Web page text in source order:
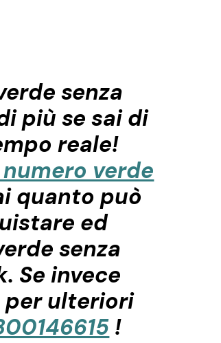
senza
più se sai di
reale!
verde
quanto può
ed
senza
Se invece
ulteriori
!